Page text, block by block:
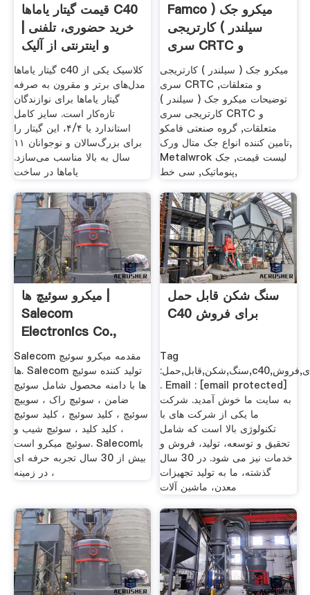
قیمت گیتار یاماها C40
و اینترنتی از آلیک
گیتار یاماها c40 کلاسیک یکی از
مدل‌های برتر و مقرون به صرفه
گیتار یاماها برای نوازندگان
تازه‌کار است. سایز کامل
استاندارد یا ۴/۴، این گیتار را
برای بزرگ‌سالان و نوجوانان ۱۱
سال به بالا مناسب می‌سازد.
یاماها در ساخت
Famco میکرو جک (
سیلندر ) کارتریجی
سری CRTC و
متعلقات
میکرو جک ( سیلندر ) کارتریجی
سری CRTC و متعلقات,
توضیحات میکرو جک ( سیلندر )
کارتریجی سری CRTC و
متعلقات, گروه صنعتی فامکو
تامین کننده انواع جک متال ورک,
Metalwrok لیست قیمت, جک
پنوماتیک, سی خط,
میکرو سوئیچ ها |
Salecom
Electronics Co.,
Ltd.
Salecom مقدمه میکرو سوئیچ
ها. Salecom تولید کننده سوئیچ
ها با دامنه محصول شامل سوئیچ
ضامن ، سوئیچ راک ، سوییچ
سوئیچ ، کلید سوئیچ ، کلید سوئیچ
، کلید کلید ، سوئیچ شیب و
سوئیچ میکرو است. Salecomبا
بیش از 30 سال تجربه حرفه ای
، در زمینه
سنگ شکن قابل حمل
C40 برای فروش
Tag
:سنگ,شکن,قابل,حمل,c40,برای,فروش
. Email : [email protected]
به سایت ما خوش آمدید. شرکت
ما یکی از شرکت های با
تکنولوژی بالا است که شامل
تحقیق و توسعه، تولید، فروش و
خدمات نیز می شود. در 30 سال
گذشته، ما به تولید تجهیزات
معدن، ماشین آلات